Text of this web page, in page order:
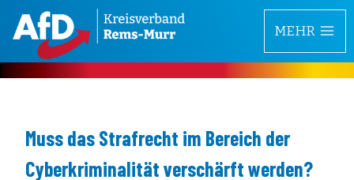
Inhalt
springen
MEHR
Muss das Strafrecht im Bereich der
Cyberkriminalität verschärft werden?